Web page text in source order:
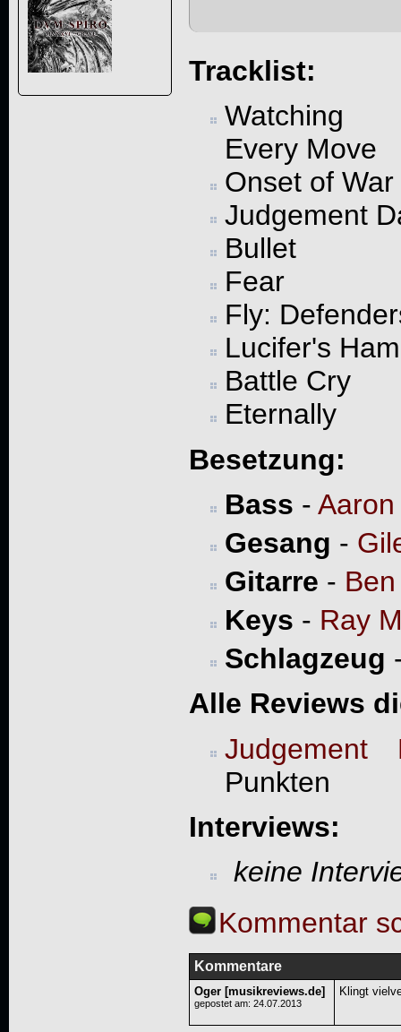
Tracklist:
Watching
Every Move
Onset of War
Judgement
Bullet
Fear
Fly:
Lucifer's
Battle Cry
Eternally
Besetzung:
Bass -
Gesang -
Gitarre -
Keys - Ray
Schlagzeug
Alle Reviews
Judgement
Punkten
Interviews:
keine
Kommentar
Kommentare
Oger [musikreviews.de]
gepostet am: 24.07.2013
Klingt